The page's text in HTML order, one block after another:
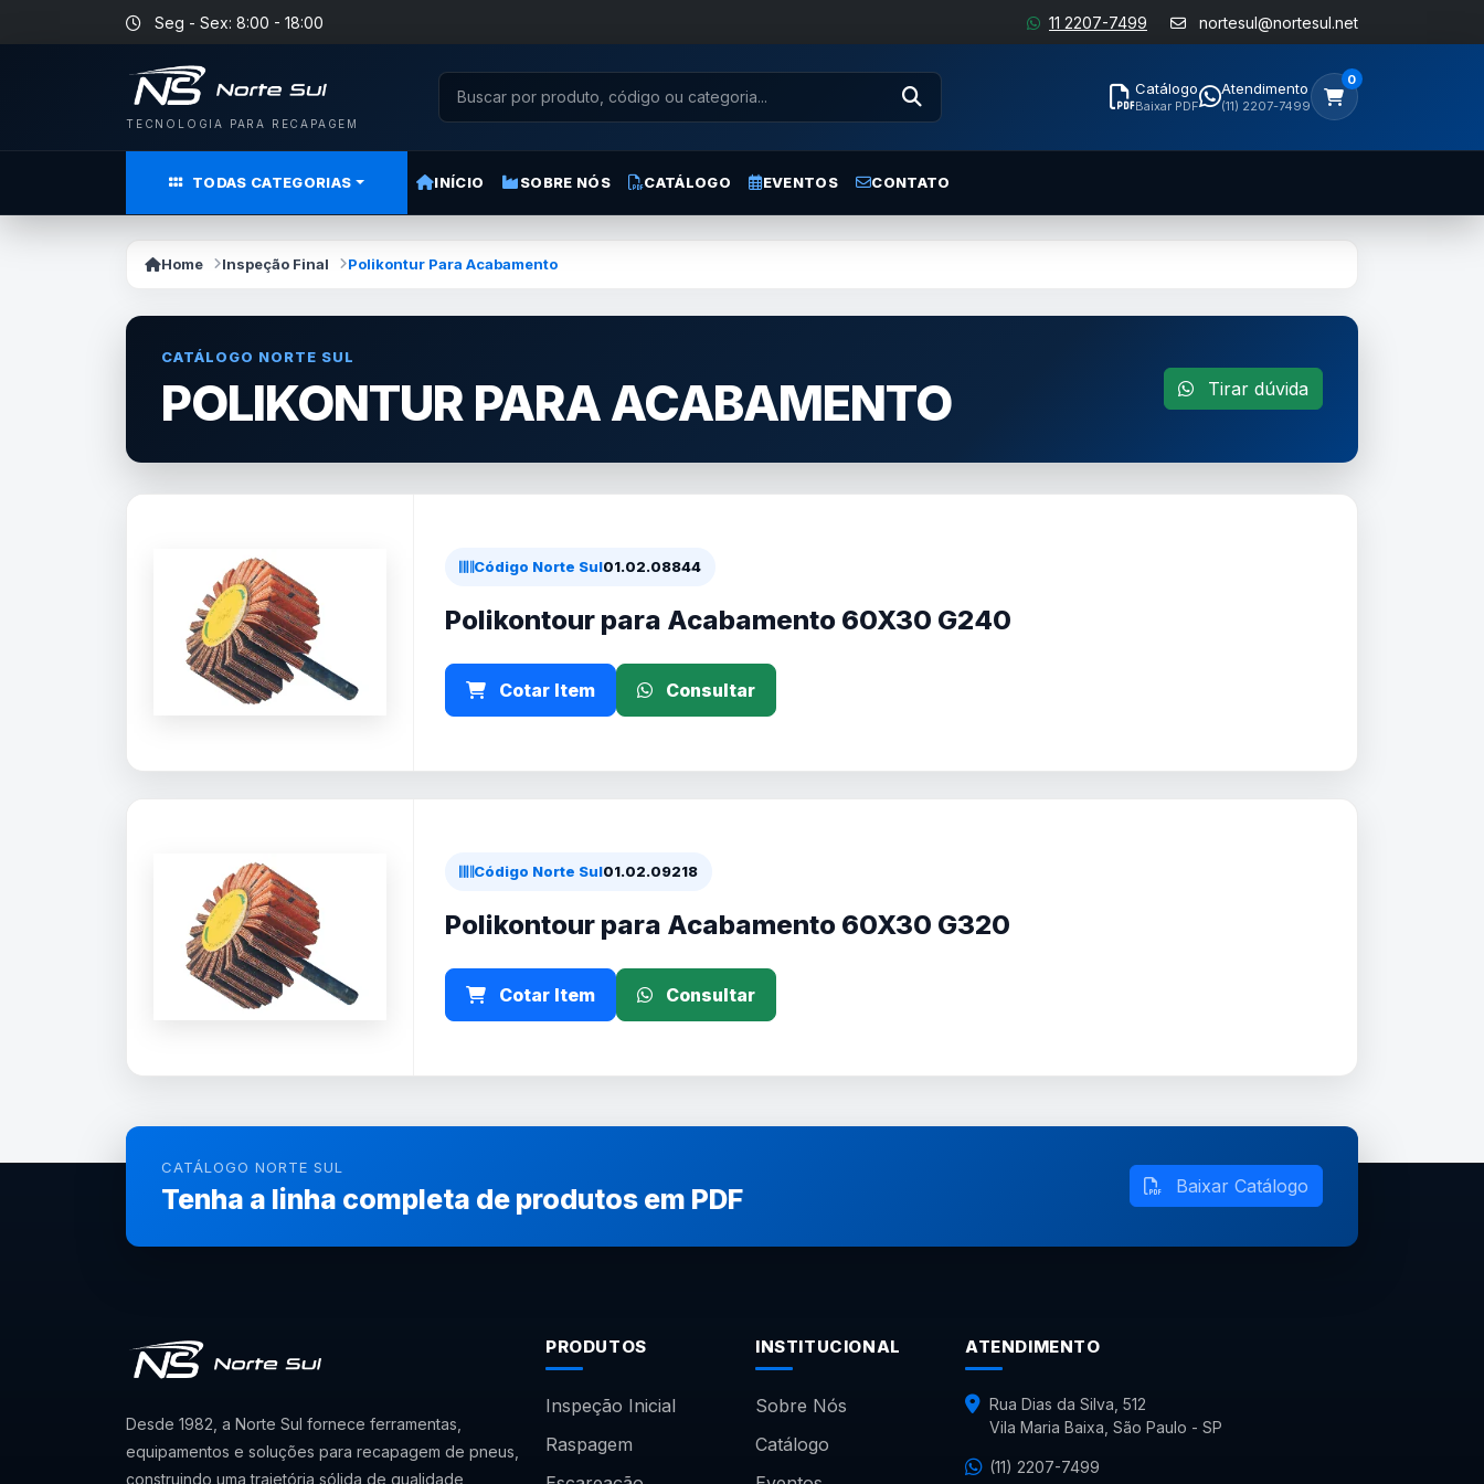
Seg - Sex: 8:00 - 18:00 11 2207-7499 nortesul@nortesul.net
TECNOLOGIA PARA RECAPAGEM
Catálogo
Baixar PDF
Atendimento
(11) 2207-7499
0
TODAS CATEGORIAS INÍCIO SOBRE NÓS CATÁLOGO EVENTOS CONTATO
Home Inspeção Final Polikontur Para Acabamento
CATÁLOGO NORTE SUL
POLIKONTUR PARA ACABAMENTO Tirar dúvida
Código Norte Sul01.02.08844
Polikontour para Acabamento 60X30 G240
Cotar Item Consultar
Código Norte Sul01.02.09218
Polikontour para Acabamento 60X30 G320
Cotar Item Consultar
CATÁLOGO NORTE SUL
Tenha a linha completa de produtos em PDF Baixar Catálogo
Desde 1982, a Norte Sul fornece ferramentas,
equipamentos e soluções para recapagem de pneus,
construindo uma trajetória sólida de qualidade,
PRODUTOS
Inspeção Inicial
Raspagem
INSTITUCIONAL
Sobre Nós
Catálogo
ATENDIMENTO
Rua Dias da Silva, 512
Vila Maria Baixa, São Paulo - SP
(11) 2207-7499